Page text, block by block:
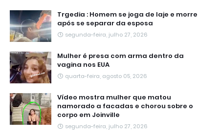
Trgedia : Homem se joga de laje e morre
após se separar da esposa
segunda-feira, julho 27, 2026
Mulher é presa com arma dentro da
vagina nos EUA
quarta-feira, agosto 05, 2026
Vídeo mostra mulher que matou
namorado a facadas e chorou sobre o
corpo em Joinville
segunda-feira, julho 27, 2026